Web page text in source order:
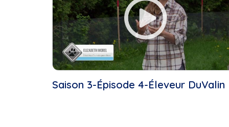
Saison 3-Épisode 4-Éleveur DuValin